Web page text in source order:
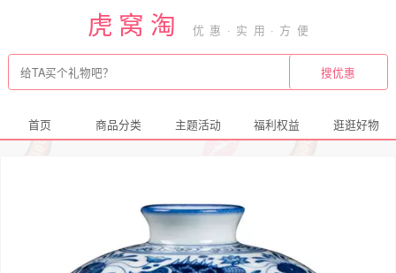
虎窝淘
首页 商品分类 主题活动 福利权益 逛逛好物